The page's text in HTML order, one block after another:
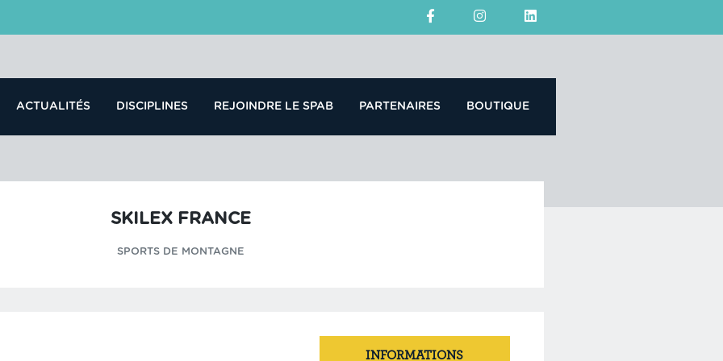
ACTUALITÉS DISCIPLINES REJOINDRE LE SPAB PARTENAIRES BOUTIQUE
SKILEX FRANCE
SPORTS DE MONTAGNE
INFORMATIONS